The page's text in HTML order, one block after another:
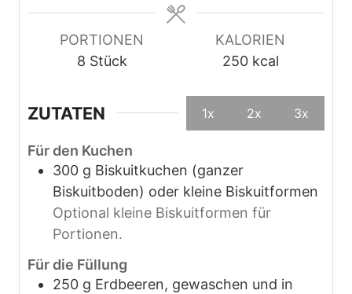
PORTIONEN
8 Stück
KALORIEN
250 kcal
ZUTATEN 1x 2x 3x
Für den Kuchen
300 g Biskuitkuchen (ganzer
Biskuitboden) oder kleine Biskuitformen
Optional kleine Biskuitformen für
Portionen.
Für die Füllung
250 g Erdbeeren, gewaschen und in